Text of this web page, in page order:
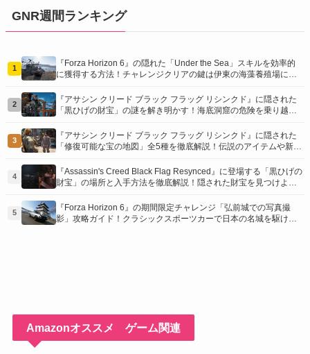
GNR週間ランキング
1
『Forza Horizon 6』の隠れた「Under the Sea」スキルを効率的
に獲得する方法！チャレンジクリアの鍵は伊東の海藻養殖場にあ
2
『アサシン クリード ブラック フラッグ リシンクド』に隠された
「黒ひげの財宝」の謎を解き明かす！海底洞窟の危険を乗り越
3
『アサシン クリード ブラック フラッグ リシンクド』に隠された
「修復可能な宝の地図」全5種を徹底解説！伝説のアイテムや新衣
介！
4
『Assassin's Creed Black Flag Resynced』に登場する「黒ひげの
財宝」の場所と入手方法を徹底解説！隠された財宝を見つけよ
5
『Forza Horizon 6』の期間限定チャレンジ「弘前城での写真撮
影」攻略ガイド！クラシックスポーツカーで日本の名城を駆け巡
Amazonオススメ ゲーム関連